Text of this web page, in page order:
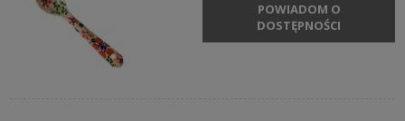
POWIADOM O
DOSTĘPNOŚCI